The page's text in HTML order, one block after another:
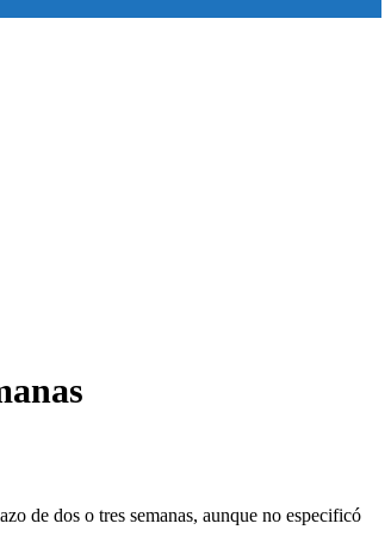
de dos o tres semanas, aunque no especificó